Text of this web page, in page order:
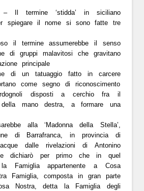
Il termine ‘stidda’ in siciliano
spiegare il nome si sono fatte tre
il termine assumerebbe il senso
di gruppi malavitosi che gravitano
principale
di un tatuaggio fatto in carcere
come segno di riconoscimento
disposti a cerchio fra il
mano destra, a formare una
alla ‘Madonna della Stella’,
di Barrafranca, in provincia di
dalle rivelazioni di Antonino
dichiarò per primo che in quel
Famiglia appartenente a Cosa
Famiglia, composta in gran parte
Nostra, detta la Famiglia degli